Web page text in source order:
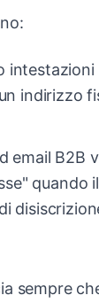
intestazioni
indirizzo
email B2B
quando
sempre